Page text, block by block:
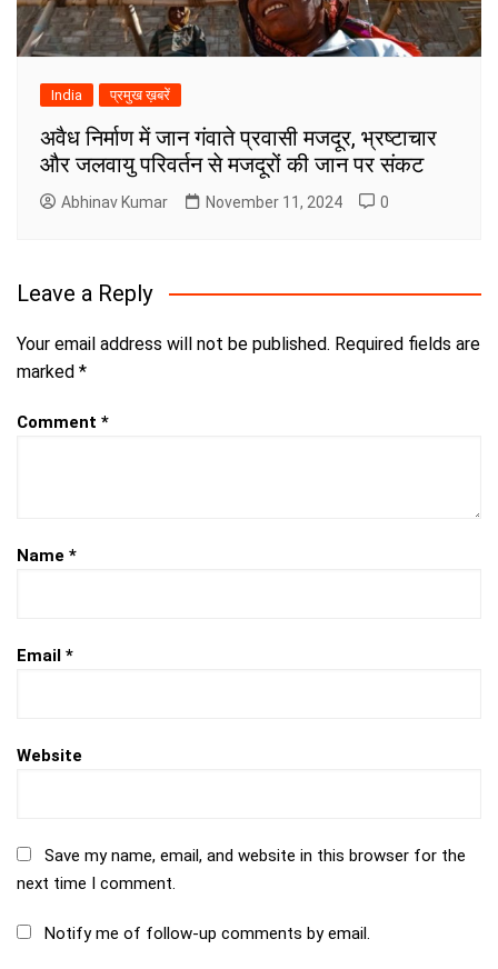
India प्रमुख ख़बरें
अवैध निर्माण में जान गंवाते प्रवासी मजदूर, भ्रष्टाचार
और जलवायु परिवर्तन से मजदूरों की जान पर संकट
Abhinav Kumar November 11, 2024 0
Leave a Reply
Your email address will not be published. Required fields are
marked *
Comment *
Name *
Email *
Website
Save my name, email, and website in this browser for the
next time I comment.
Notify me of follow-up comments by email.